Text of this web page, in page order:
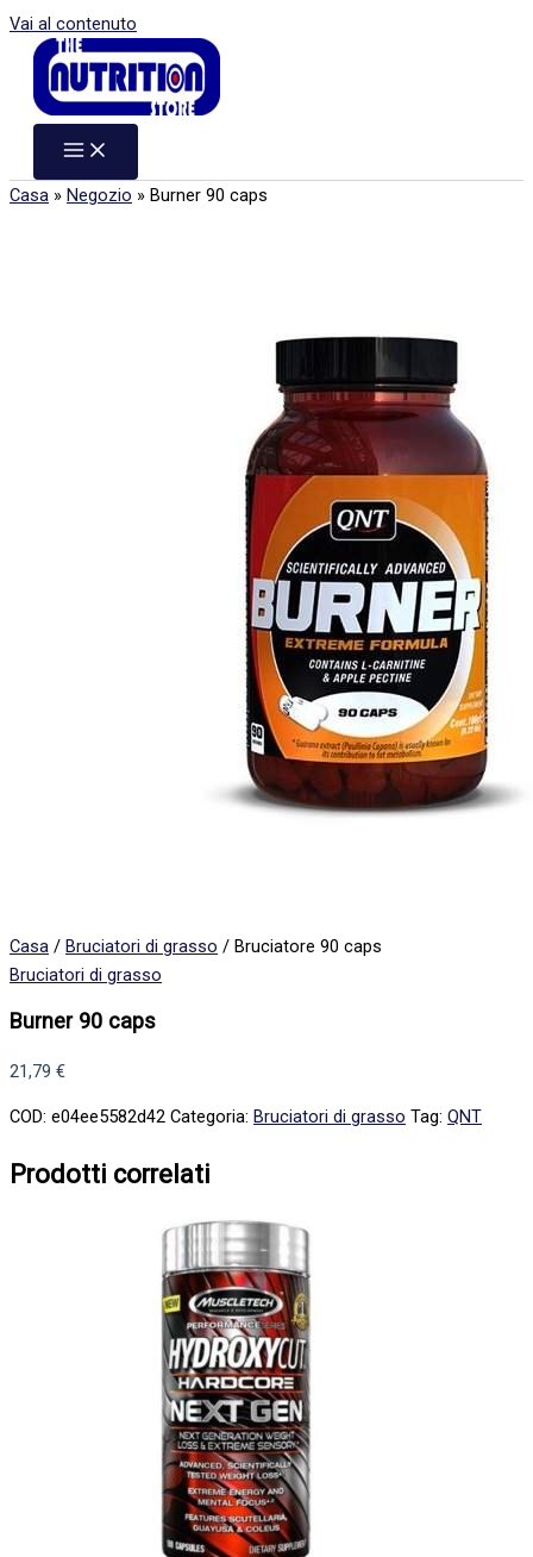
Vai al contenuto
Casa » Negozio » Burner 90 caps
Casa / Bruciatori di grasso / Bruciatore 90 caps
Bruciatori di grasso
Burner 90 caps
21,79 €
COD: e04ee5582d42 Categoria: Bruciatori di grasso Tag: QNT
Prodotti correlati